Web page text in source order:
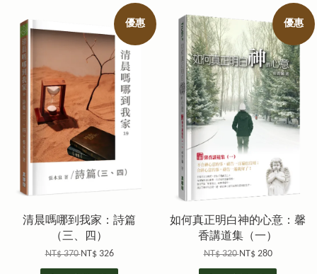
優惠
清晨嗎哪到我家：詩篇
（三、四）
NT$ 370NT$ 326
優惠
如何真正明白神的心意：馨
香講道集（一）
NT$ 320NT$ 280